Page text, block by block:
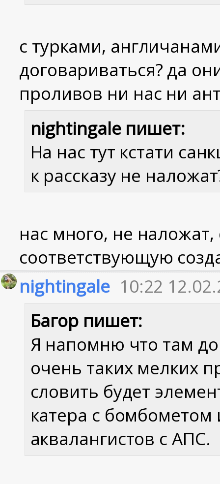
с турками,
договариваться? да
проливов ни нас ни
nightingale пишет:
На нас тут кстати
к рассказу не
нас много, не наложат,
соответствующую
nightingale 10:22
Багор пишет:
Я напомню что там
очень таких мелких
словить будет
катера с
аквалангистов с АПС.